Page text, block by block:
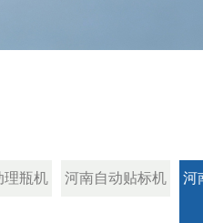
理瓶机 河南自动贴标机 河